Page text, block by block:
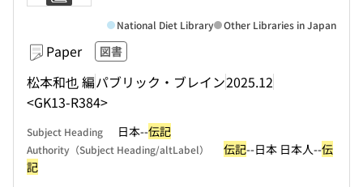
Paper 図書
松本和也 編パブリック・ブレイン2025.12
<GK13-R384>
National Diet Library Other Libraries in Japan
Subject Heading 日本--伝記
Authority（Subject Heading/altLabel） 伝記--日本 日本人--伝
記